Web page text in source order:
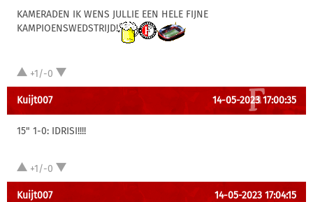
KAMERADEN IK WENS JULLIE EEN HELE FIJNE
KAMPIOENSWEDSTRIJD!
+1/-0
Kuijt007 14-05-2023 17:00:35
15" 1-0: IDRISI!!!!
+1/-0
Kuijt007 14-05-2023 17:04:15